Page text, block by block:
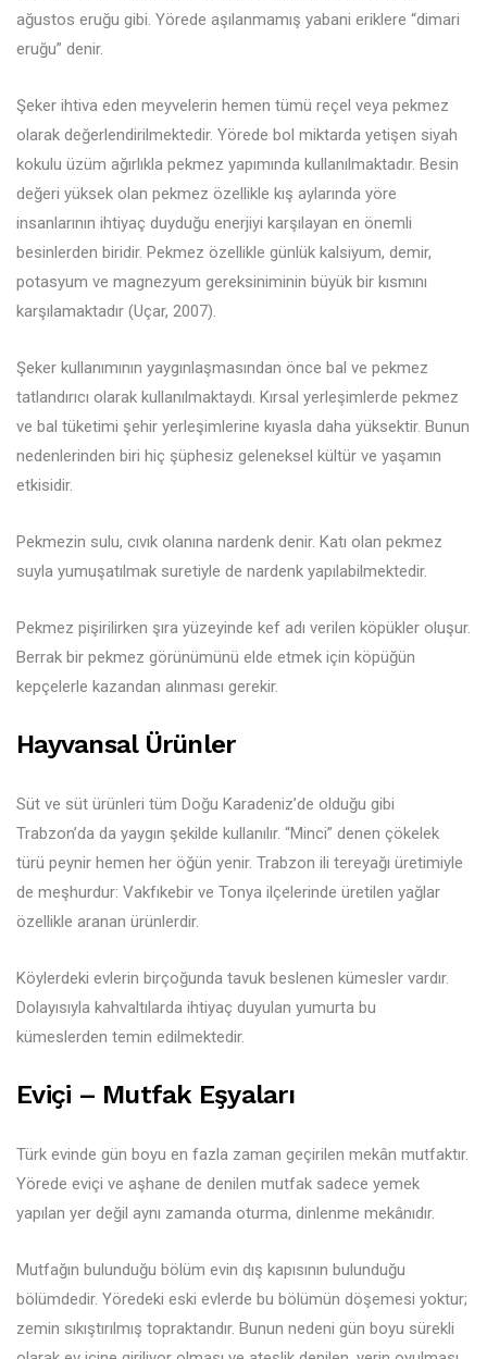
ağustos eruğu gibi. Yörede aşılanmamış yabani eriklere “dimari
eruğu” denir.
Şeker ihtiva eden meyvelerin hemen tümü reçel veya pekmez
olarak değerlendirilmektedir. Yörede bol miktarda yetişen siyah
kokulu üzüm ağırlıkla pekmez yapımında kullanılmaktadır. Besin
değeri yüksek olan pekmez özellikle kış aylarında yöre
insanlarının ihtiyaç duyduğu enerjiyi karşılayan en önemli
besinlerden biridir. Pekmez özellikle günlük kalsiyum, demir,
potasyum ve magnezyum gereksiniminin büyük bir kısmını
karşılamaktadır (Uçar, 2007).
Şeker kullanımının yaygınlaşmasından önce bal ve pekmez
tatlandırıcı olarak kullanılmaktaydı. Kırsal yerleşimlerde pekmez
ve bal tüketimi şehir yerleşimlerine kıyasla daha yüksektir. Bunun
nedenlerinden biri hiç şüphesiz geleneksel kültür ve yaşamın
etkisidir.
Pekmezin sulu, cıvık olanına nardenk denir. Katı olan pekmez
suyla yumuşatılmak suretiyle de nardenk yapılabilmektedir.
Pekmez pişirilirken şıra yüzeyinde kef adı verilen köpükler oluşur.
Berrak bir pekmez görünümünü elde etmek için köpüğün
kepçelerle kazandan alınması gerekir.
Hayvansal Ürünler
Süt ve süt ürünleri tüm Doğu Karadeniz’de olduğu gibi
Trabzon’da da yaygın şekilde kullanılır. “Minci” denen çökelek
türü peynir hemen her öğün yenir. Trabzon ili tereyağı üretimiyle
de meşhurdur: Vakfıkebir ve Tonya ilçelerinde üretilen yağlar
özellikle aranan ürünlerdir.
Köylerdeki evlerin birçoğunda tavuk beslenen kümesler vardır.
Dolayısıyla kahvaltılarda ihtiyaç duyulan yumurta bu
kümeslerden temin edilmektedir.
Eviçi – Mutfak Eşyaları
Türk evinde gün boyu en fazla zaman geçirilen mekân mutfaktır.
Yörede eviçi ve aşhane de denilen mutfak sadece yemek
yapılan yer değil aynı zamanda oturma, dinlenme mekânıdır.
Mutfağın bulunduğu bölüm evin dış kapısının bulunduğu
bölümdedir. Yöredeki eski evlerde bu bölümün döşemesi yoktur;
zemin sıkıştırılmış topraktandır. Bunun nedeni gün boyu sürekli